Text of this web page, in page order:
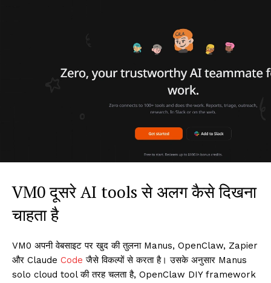
VM0 दूसरे AI tools से अलग कैसे दिखना
चाहता है
VM0 अपनी वेबसाइट पर खुद की तुलना Manus, OpenClaw, Zapier
और Claude Code जैसे विकल्पों से करता है। उसके अनुसार Manus
solo cloud tool की तरह चलता है, OpenClaw DIY framework